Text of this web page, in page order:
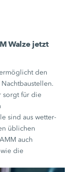
Walze jetzt
den
sorgt für die
sind aus wetter-
üblichen
auch
die